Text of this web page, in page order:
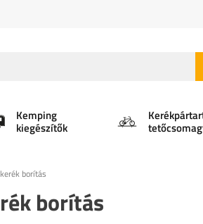
Kemping
kiegészítők
borítás
borítás